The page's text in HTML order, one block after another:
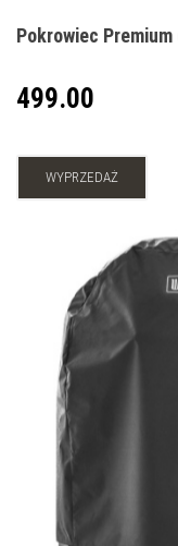
Pokrowiec
499.00
WYPRZEDAŻ